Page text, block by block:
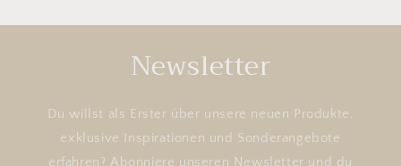
Newsletter
Du willst als Erster über unsere neuen Produkte,
exklusive Inspirationen und Sonderangebote
erfahren? Abonniere unseren Newsletter und du